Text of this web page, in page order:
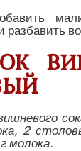
2
молока.